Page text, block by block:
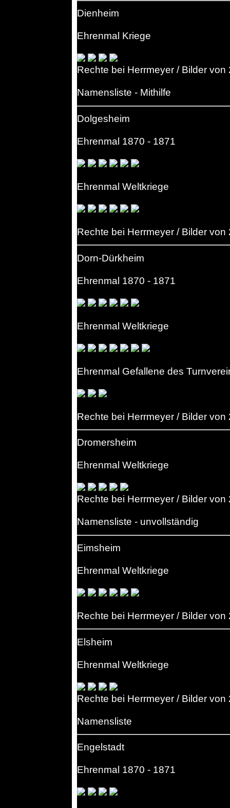
Dienheim
Ehrenmal Kriege
Rechte bei Herrmeyer / Bilder von
Namensliste - Mithilfe
Dolgesheim
Ehrenmal 1870 - 1871
Ehrenmal Weltkriege
Rechte bei Herrmeyer / Bilder von
Dorn-Dürkheim
Ehrenmal 1870 - 1871
Ehrenmal Weltkriege
Ehrenmal Gefallene des
Rechte bei Herrmeyer / Bilder von
Dromersheim
Ehrenmal Weltkriege
Rechte bei Herrmeyer / Bilder von
Namensliste - unvollständig
Eimsheim
Ehrenmal Weltkriege
Rechte bei Herrmeyer / Bilder von
Elsheim
Ehrenmal Weltkriege
Rechte bei Herrmeyer / Bilder von
Namensliste
Engelstadt
Ehrenmal 1870 - 1871